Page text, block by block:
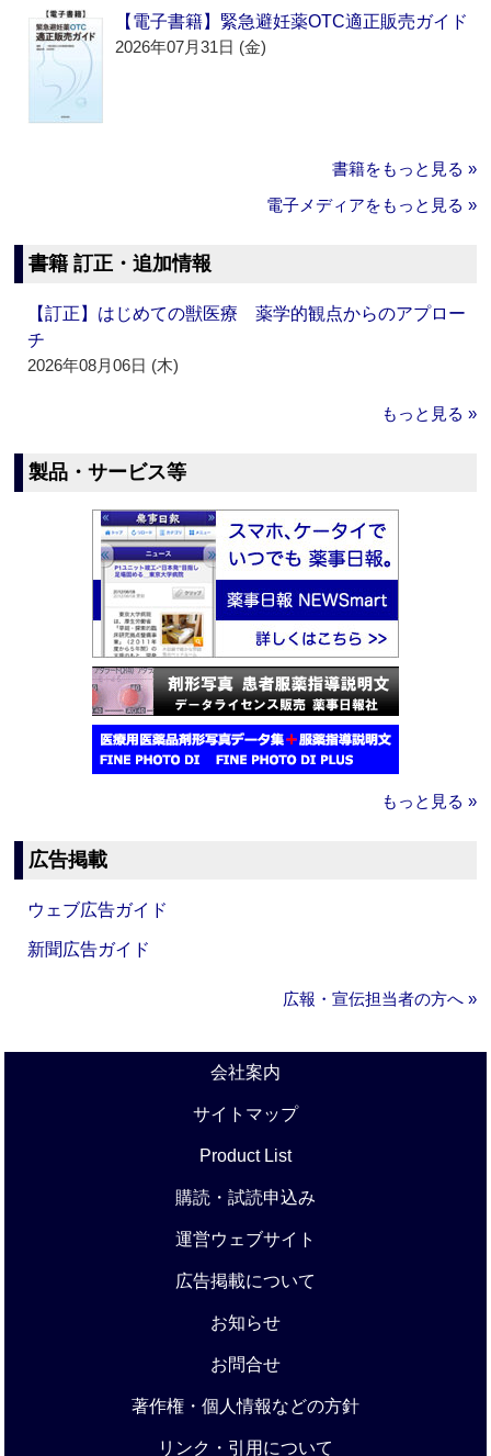
【電子書籍】緊急避妊薬OTC適正販売ガイド
2026年07月31日 (金)
書籍をもっと見る »
電子メディアをもっと見る »
書籍 訂正・追加情報
【訂正】はじめての獣医療 薬学的観点からのアプロー
チ
2026年08月06日 (木)
もっと見る »
製品・サービス等
もっと見る »
広告掲載
ウェブ広告ガイド
新聞広告ガイド
広報・宣伝担当者の方へ »
会社案内
サイトマップ
Product List
購読・試読申込み
運営ウェブサイト
広告掲載について
お知らせ
お問合せ
著作権・個人情報などの方針
リンク・引用について